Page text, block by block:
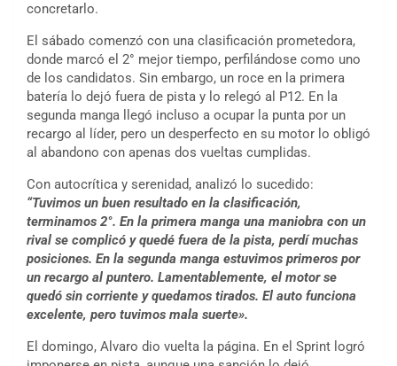
concretarlo.
El sábado comenzó con una clasificación prometedora,
donde marcó el 2° mejor tiempo, perfilándose como uno
de los candidatos. Sin embargo, un roce en la primera
batería lo dejó fuera de pista y lo relegó al P12. En la
segunda manga llegó incluso a ocupar la punta por un
recargo al líder, pero un desperfecto en su motor lo obligó
al abandono con apenas dos vueltas cumplidas.
Con autocrítica y serenidad, analizó lo sucedido:
“Tuvimos un buen resultado en la clasificación,
terminamos 2°. En la primera manga una maniobra con un
rival se complicó y quedé fuera de la pista, perdí muchas
posiciones. En la segunda manga estuvimos primeros por
un recargo al puntero. Lamentablemente, el motor se
quedó sin corriente y quedamos tirados. El auto funciona
excelente, pero tuvimos mala suerte».
El domingo, Alvaro dio vuelta la página. En el Sprint logró